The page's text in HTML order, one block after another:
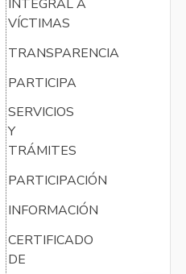
INTEGRAL A
VÍCTIMAS
TRANSPARENCIA
PARTICIPA
SERVICIOS
Y
TRÁMITES
PARTICIPACIÓN
INFORMACIÓN
CERTIFICADO
DE